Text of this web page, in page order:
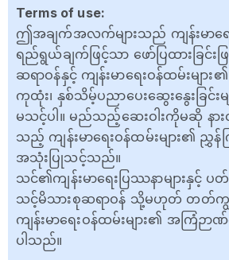
Terms of use:
ဤအချက်အလက်များသည် ကျန်းမာရေ
ရည်ရွယ်ချက်ဖြင့်သာ ဖော်ပြထားခြင်းဖ
ဆရာဝန်နှင့် ကျန်းမာရေးဝန်ထမ်းများ၏
ကုထုံး၊ နှစ်သိမ့်ပညာပေးဆွေးနွေးခြင်းမ
မသင့်ပါ။ မည်သည့်ဆေးဝါးကိုမဆို န
သည့် ကျန်းမာရေးဝန်ထမ်းများ၏ ညွှန်က
အသုံးပြုသင့်သည်။
သင်၏ကျန်းမာရေးပြဿနာများနှ
သင့်မိသားစုဆရာဝန် သို့မဟုတ် တတ်ကျွ
ကျန်းမာရေးဝန်ထမ်းများ၏ အကြံ
ပါသည်။